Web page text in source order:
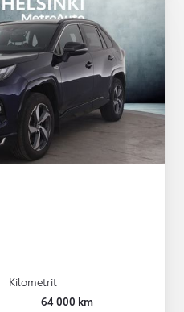
Kilometrit
64 000 km